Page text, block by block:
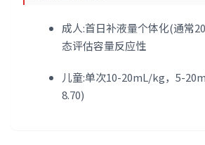
成人:首日补液量个体化(通常
态评估容量反应性
儿童:单次10-20mL/kg，5-
8.70)